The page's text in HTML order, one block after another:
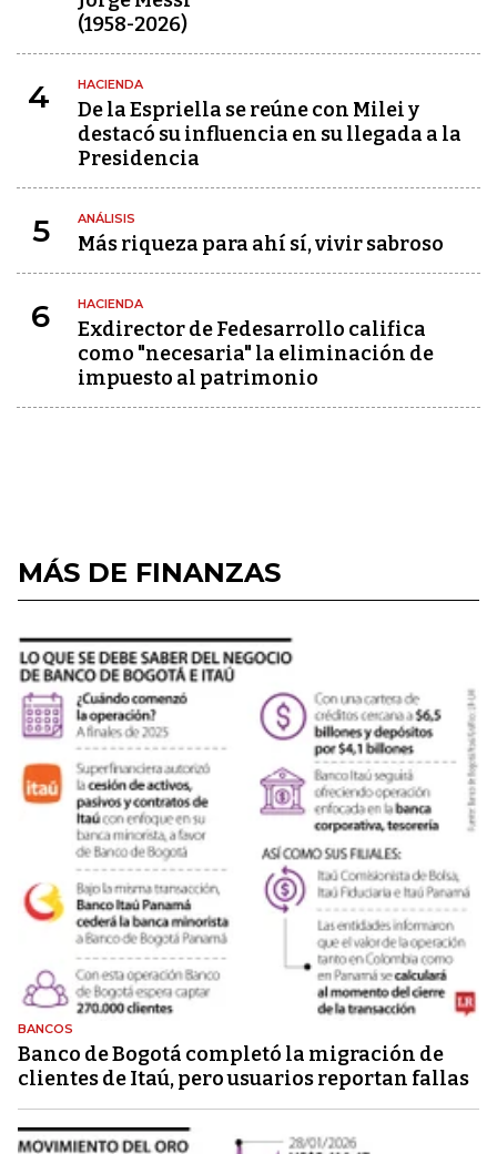
(1958-2026)
4 HACIENDA
De la Espriella se reúne con Milei y
destacó su influencia en su llegada a la
Presidencia
5 ANÁLISIS
Más riqueza para ahí sí, vivir sabroso
6 HACIENDA
Exdirector de Fedesarrollo califica
como "necesaria" la eliminación de
impuesto al patrimonio
MÁS DE FINANZAS
BANCOS
Banco de Bogotá completó la migración de
clientes de Itaú, pero usuarios reportan fallas